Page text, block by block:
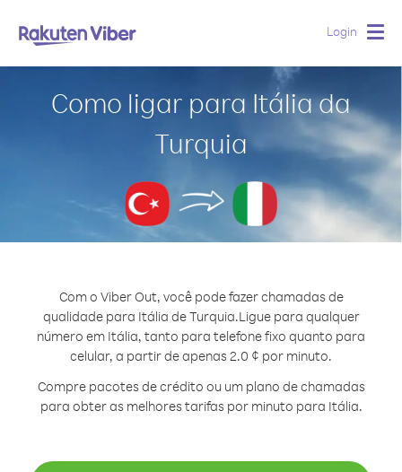
Login
Como ligar para Itália da
Turquia
Com o Viber Out, você pode fazer chamadas de
qualidade para Itália de Turquia.Ligue para qualquer
número em Itália, tanto para telefone fixo quanto para
celular, a partir de apenas 2.0 ¢ por minuto.
Compre pacotes de crédito ou um plano de chamadas
para obter as melhores tarifas por minuto para Itália.